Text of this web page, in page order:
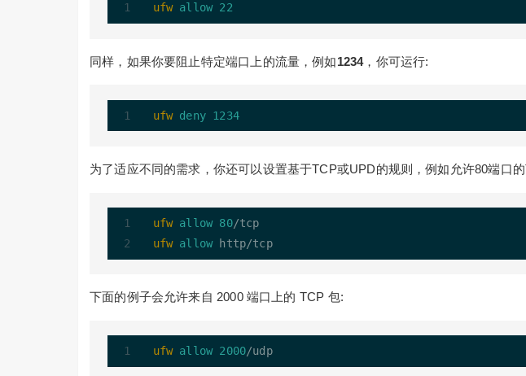
ufw allow 22
同样，如果你要阻止特定端口上的流量，例如1234，你可运行:
ufw deny 1234
为了适应不同的需求，你还可以设置基于TCP或UPD的规则，例如允许80端口
ufw allow 80
ufw allow http/tcp
下面的例子会允许来自 2000 端口上的 TCP 包:
ufw allow 2000 /udp